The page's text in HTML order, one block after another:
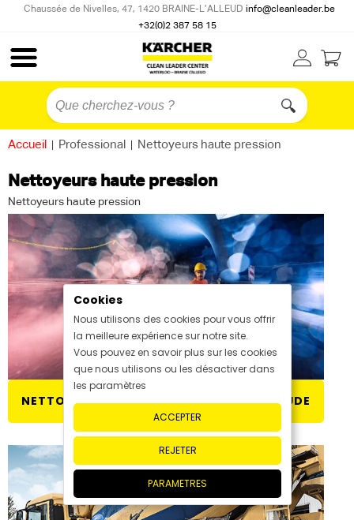
Chaussée de Nivelles, 47, 1420 BRAINE-L’ALLEUD info@cleanleader.be
+32(0)2 387 58 15
Accueil Professional Nettoyeurs haute pression
Nettoyeurs haute pression
Nettoyeurs haute pression
NETTOYEURS HAUTE PRESSION À EAU CHAUDE
Cookies
Nous utilisons des cookies pour vous offrir
la meilleure expérience sur notre site.
Vous pouvez en savoir plus sur les cookies
que nous utilisons ou les désactiver dans
les paramètres
ACCEPTER
REJETER
PARAMETRES